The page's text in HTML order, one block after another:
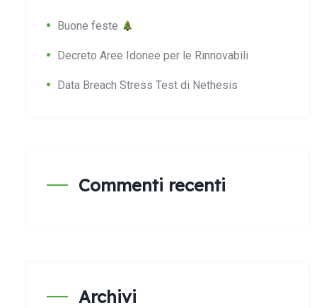
Buone feste
Decreto Aree Idonee per le Rinnovabili
Data Breach Stress Test di Nethesis
Commenti recenti
Archivi